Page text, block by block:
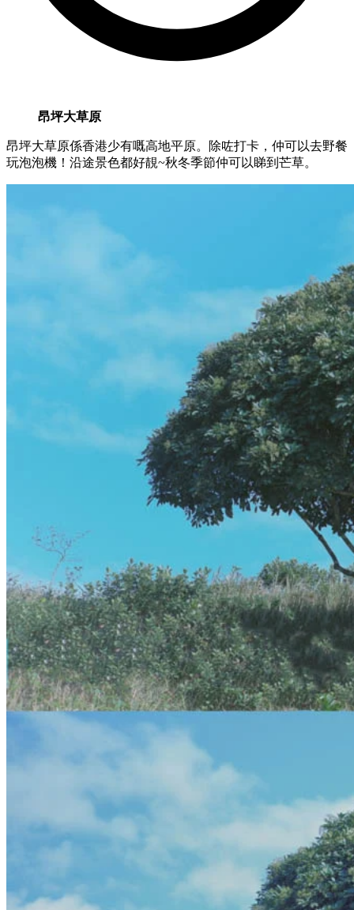
昂坪大草原
昂坪大草原係香港少有嘅高地平原。除咗打卡，仲可以去野餐
玩泡泡機！沿途景色都好靚~秋冬季節仲可以睇到芒草。